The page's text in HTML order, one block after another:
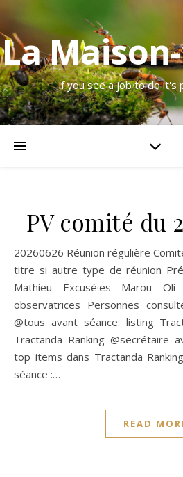
La
if you see a job to do it's
PV comité du
20260626 Réunion régulière Comité @secrétaire : modifier
titre si autre type de réunion
Mathieu Excusé·es Marou Oli
observatrices Personnes
@tous avant séance: listing
Tractanda Ranking @secrétaire
top items dans Tractanda
séance :…
READ